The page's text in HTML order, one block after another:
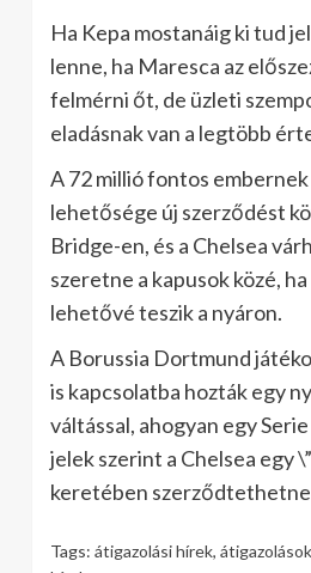
Ha Kepa mostanáig ki tud
lenne, ha Maresca az
felmérni őt, de üzleti
eladásnak van a legtöbb
A 72 millió fontos
lehetősége új szerződést
Bridge-en, és a Chelsea
szeretne a kapusok közé,
lehetővé teszik a nyáron.
A Borussia Dortmund
is kapcsolatba hozták egy
váltással, ahogyan egy
jelek szerint a Chelsea egy
keretében
Tags: átigazolási hírek, átigazolások